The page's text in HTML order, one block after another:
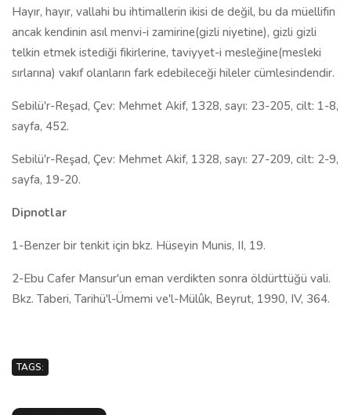
Hayır, hayır, vallahi bu ihtimallerin ikisi de değil, bu da müellifin
ancak kendinin asıl menvi-i zamirine(gizli niyetine), gizli gizli
telkin etmek istediği fikirlerine, taviyyet-i mesleğine(mesleki
sırlarına) vakıf olanların fark edebileceği hileler cümlesindendir.
Sebilü'r-Reşad, Çev: Mehmet Akif, 1328, sayı: 23-205, cilt: 1-8,
sayfa, 452.
Sebilü'r-Reşad, Çev: Mehmet Akif, 1328, sayı: 27-209, cilt: 2-9,
sayfa, 19-20.
Dipnotlar
1-Benzer bir tenkit için bkz. Hüseyin Munis, II, 19.
2-Ebu Cafer Mansur'un eman verdikten sonra öldürttüğü vali.
Bkz. Taberi, Tarihü'l-Ümemi ve'l-Mülûk, Beyrut, 1990, IV, 364.
TAGS: